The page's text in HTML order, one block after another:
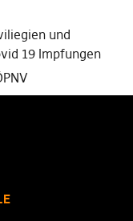
und
19 Impfungen